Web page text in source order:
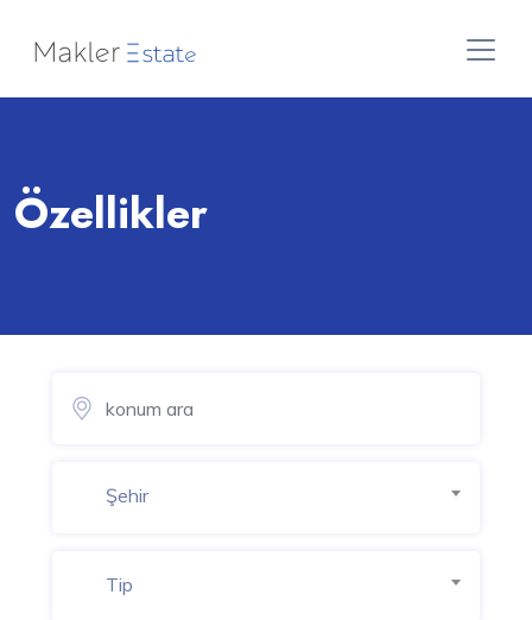
Özellikler
Şehir
Tip